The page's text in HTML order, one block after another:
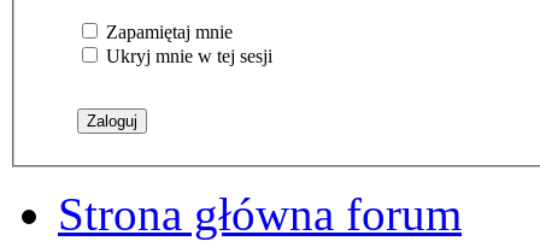
Zapamiętaj mnie
Ukryj mnie w tej sesji
Strona główna forum